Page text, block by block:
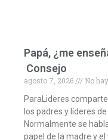
Papá, ¿me
Consejo
agosto 7, 2026
No
ParaLideres
los padres y líderes
Normalmente se
papel de la madre y el